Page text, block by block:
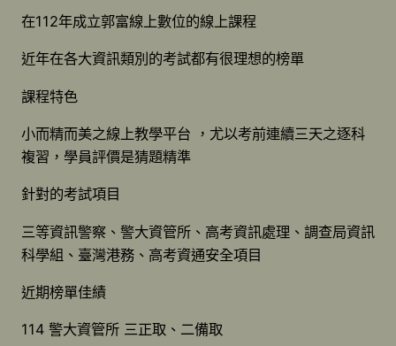
在112年成立郭富線上數位的線上課程
近年在各大資訊類別的考試都有很理想的榜單
課程特色
小而精而美之線上教學平台 ，尤以考前連續三天之逐科
複習，學員評價是猜題精準
針對的考試項目
三等資訊警察、警大資管所、高考資訊處理、調查局資訊
科學組、臺灣港務、高考資通安全項目
近期榜單佳績
114 警大資管所 三正取、二備取